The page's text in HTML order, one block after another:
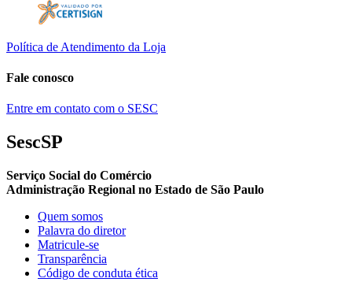
Política de Atendimento da Loja
Fale conosco
Entre em contato com o SESC
SescSP
Serviço Social do Comércio
Administração Regional no Estado de São Paulo
Quem somos
Palavra do diretor
Matricule-se
Transparência
Código de conduta ética